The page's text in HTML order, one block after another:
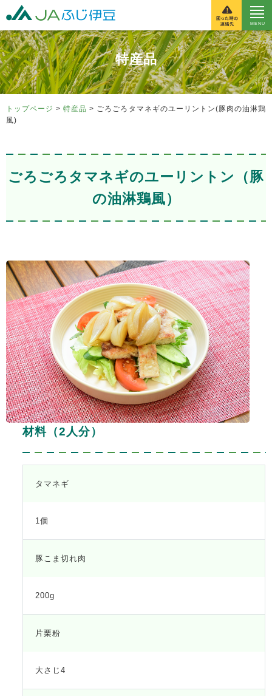
富士伊豆農業協同
特産品
トップページ >特産品 > ごろごろタマネギのユーリントン(豚肉の油淋鶏
風)
ごろごろタマネギのユーリントン（豚
の油淋鶏風）
材料（2人分）
タマネギ
1個
豚こま切れ肉
200g
片栗粉
大さじ4